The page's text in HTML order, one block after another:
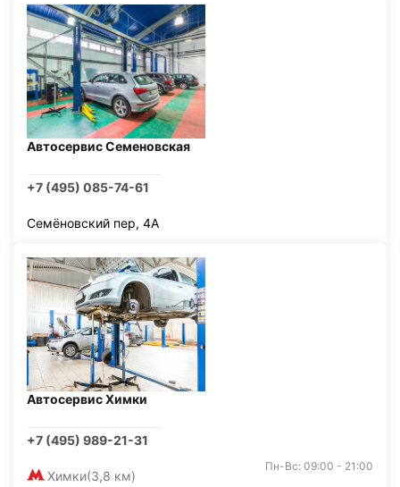
Автосервис Семеновская
+7 (495) 085-74-61
Семёновский пер, 4А
Автосервис Химки
+7 (495) 989-21-31
Химки(3,8 км)
Пн-Вс: 09:00 - 21:00